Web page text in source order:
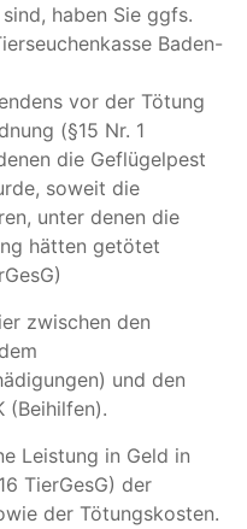
haben Sie ggfs.
Baden-
vor der Tötung
(§15 Nr. 1
die Geflügelpest
soweit die
unter denen die
hätten getötet
zwischen den
und den
(Beihilfen).
Leistung in Geld in
TierGesG) der
der Tötungskosten.